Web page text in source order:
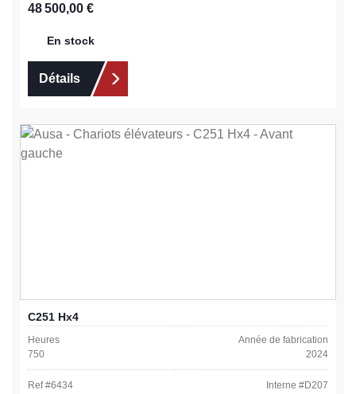
Prix régulier :
48 500,00 €
En stock
Détails
C251 Hx4
Heures
750
Année de fabrication
2024
Ref #6434 Interne #D207